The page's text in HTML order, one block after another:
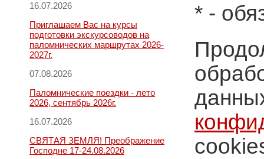
16.07.2026
Приглашаем Вас на курсы
подготовки экскурсоводов на
паломнических маршрутах 2026-
2027г.
07.08.2026
Паломнические поездки - лето
2026, сентябрь 2026г.
16.07.2026
СВЯТАЯ ЗЕМЛЯ! Преображение
Господне 17-24.08.2026
* -